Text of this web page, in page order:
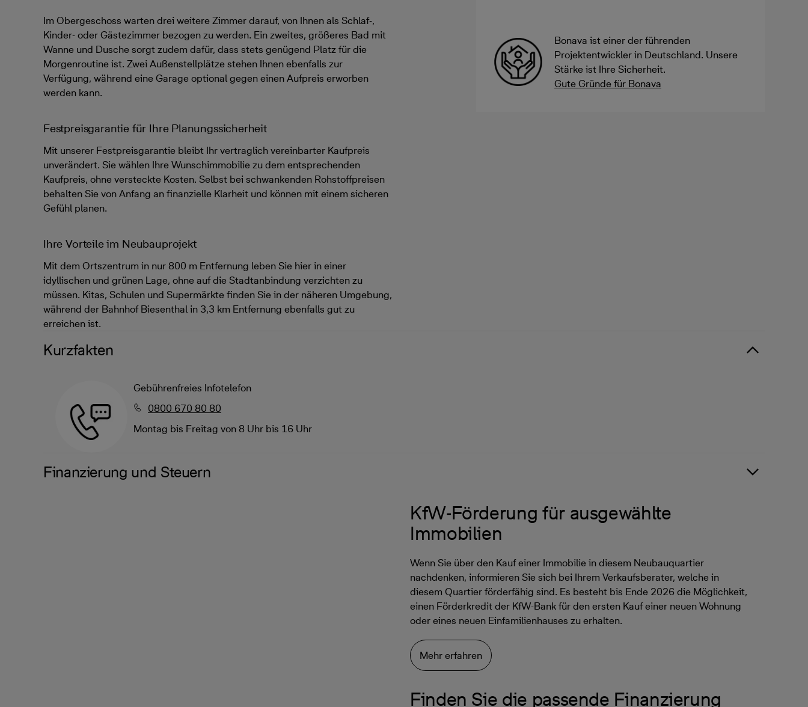
Im Obergeschoss warten drei weitere Zimmer darauf, von Ihnen als Schlaf-,
Kinder- oder Gästezimmer bezogen zu werden. Ein zweites, größeres Bad mit
Wanne und Dusche sorgt zudem dafür, dass stets genügend Platz für die
Morgenroutine ist. Zwei Außenstellplätze stehen Ihnen ebenfalls zur
Verfügung, während eine Garage optional gegen einen Aufpreis erworben
werden kann.
Festpreisgarantie für Ihre Planungssicherheit
Mit unserer Festpreisgarantie bleibt Ihr vertraglich vereinbarter Kaufpreis
unverändert. Sie wählen Ihre Wunschimmobilie zu dem entsprechenden
Kaufpreis, ohne versteckte Kosten. Selbst bei schwankenden Rohstoffpreisen
behalten Sie von Anfang an finanzielle Klarheit und können mit einem sicheren
Gefühl planen.
Ihre Vorteile im Neubauprojekt
Mit dem Ortszentrum in nur 800 m Entfernung leben Sie hier in einer
idyllischen und grünen Lage, ohne auf die Stadtanbindung verzichten zu
müssen. Kitas, Schulen und Supermärkte finden Sie in der näheren Umgebung,
während der Bahnhof Biesenthal in 3,3 km Entfernung ebenfalls gut zu
erreichen ist.
Bonava ist einer der führenden
Projektentwickler in Deutschland. Unsere
Stärke ist Ihre Sicherheit.
Gute Gründe für Bonava
Kurzfakten
Gebührenfreies Infotelefon
0800 670 80 80
Montag bis Freitag von 8 Uhr bis 16 Uhr
Finanzierung und Steuern
KfW-Förderung für ausgewählte
Immobilien
Wenn Sie über den Kauf einer Immobilie in diesem Neubauquartier
nachdenken, informieren Sie sich bei Ihrem Verkaufsberater, welche in
diesem Quartier förderfähig sind. Es besteht bis Ende 2026 die Möglichkeit,
einen Förderkredit der KfW-Bank für den ersten Kauf einer neuen Wohnung
oder eines neuen Einfamilienhauses zu erhalten.
Mehr erfahren
Finden Sie die passende Finanzierung